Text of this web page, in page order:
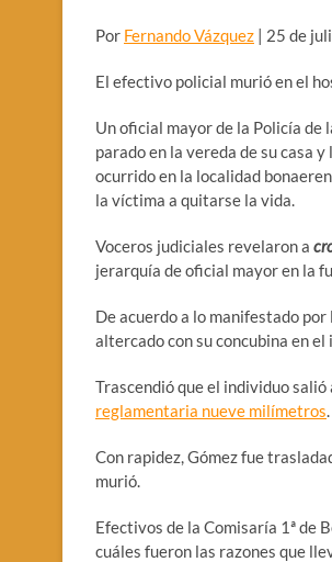
Por Fernando Vázquez | 25 de
El efectivo policial murió en el
Un oficial mayor de la Policía de
parado en la vereda de su casa
ocurrido en la localidad
la víctima a quitarse la vida.
Voceros judiciales revelaron a
jerarquía de oficial mayor en la
De acuerdo a lo manifestado
altercado con su concubina en
Trascendió que el individuo
reglamentaria nueve milímetros.
Con rapidez, Gómez fue
murió.
Efectivos de la Comisaría 1ª de
cuáles fueron las razones que